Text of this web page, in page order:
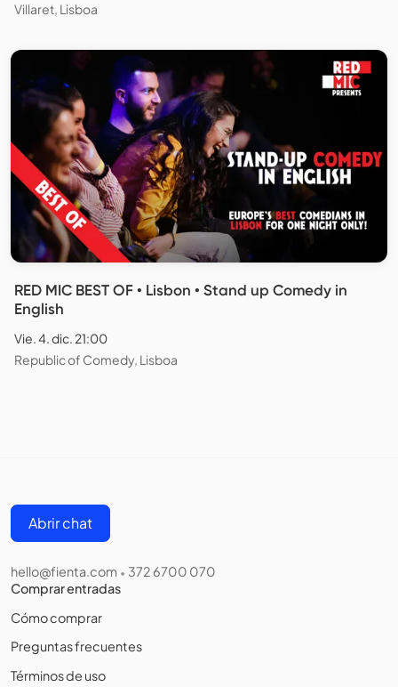
Villaret, Lisboa
RED MIC BEST OF • Lisbon • Stand up Comedy in
English
Vie. 4. dic. 21:00
Republic of Comedy, Lisboa
Abrir chat
hello@fienta.com • 372 6700 070
Comprar entradas
Cómo comprar
Preguntas frecuentes
Términos de uso